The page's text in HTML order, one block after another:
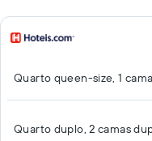
Quarto queen-size, 1
Quarto duplo, 2 camas